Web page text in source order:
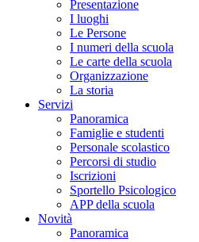
Presentazione
I luoghi
Le Persone
I numeri della scuola
Le carte della scuola
Organizzazione
La storia
Servizi
Panoramica
Famiglie e studenti
Personale scolastico
Percorsi di studio
Iscrizioni
Sportello Psicologico
APP della scuola
Novità
Panoramica